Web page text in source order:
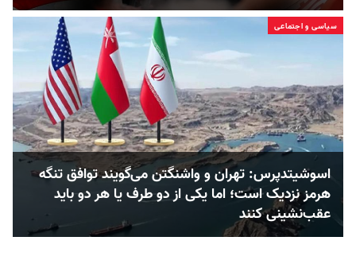
سیاسی و اجتماعی
اسوشیتدپرس: تهران و واشنگتن می‌گویند توافق تنگه
هرمز نزدیک است؛ اما یکی از دو طرف یا هر دو باید
عقب‌نشینی کنند